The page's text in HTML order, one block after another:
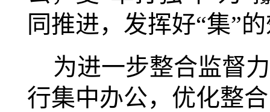
同推进，发挥好“集”
为进一步整合监督
行集中办公，优化整